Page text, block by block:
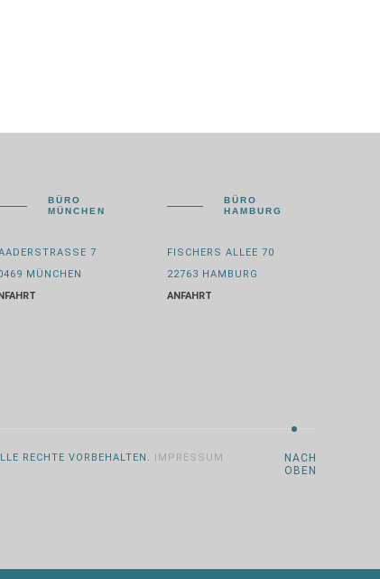
BÜRO
MÜNCHEN
7
MÜNCHEN
BÜRO
HAMBURG
FISCHERS ALLEE 70
22763 HAMBURG
ANFAHRT
RECHTE VORBEHALTEN. IMPRESSUM
NACH
OBEN